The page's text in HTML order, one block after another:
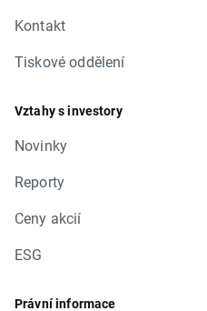
Kontakt
Tiskové oddělení
Vztahy s investory
Novinky
Reporty
Ceny akcií
ESG
Právní informace